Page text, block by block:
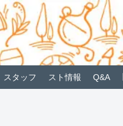
スタッフ スト情報 Q&A